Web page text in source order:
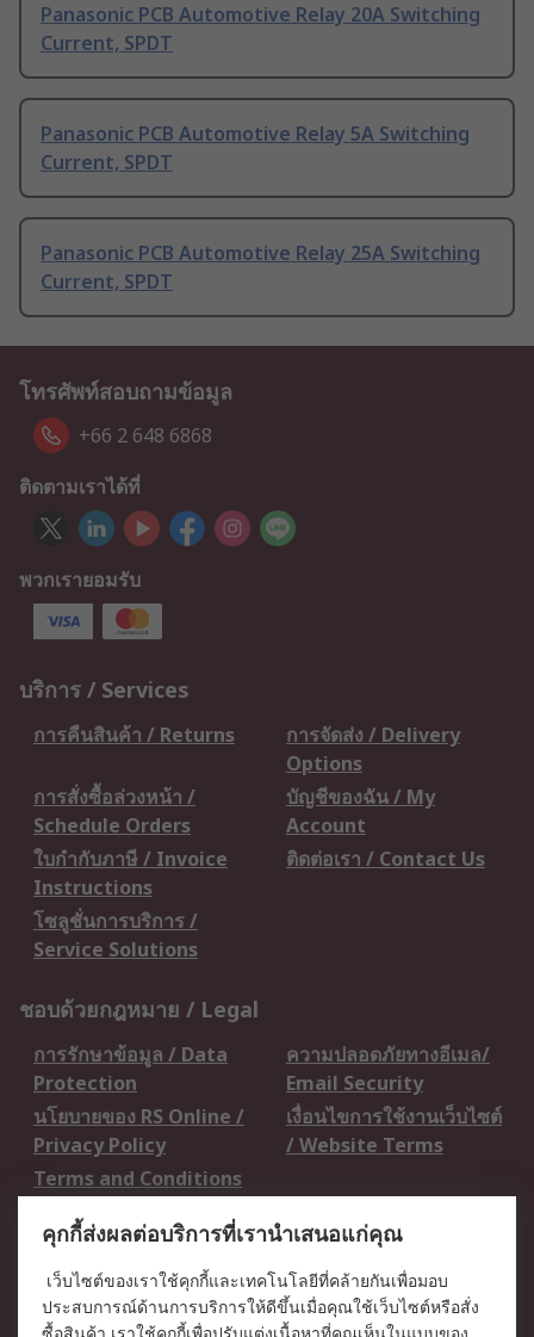
Panasonic PCB Automotive Relay 20A Switching
Current, SPDT
Panasonic PCB Automotive Relay 5A Switching
Current, SPDT
Panasonic PCB Automotive Relay 25A Switching
Current, SPDT
โทรศัพท์สอบถามข้อมูล
+66 2 648 6868
ติดตามเราได้ที่
พวกเรายอมรับ
บริการ / Services
การคืนสินค้า / Returns
การจัดส่ง / Delivery
Options
การสั่งซื้อล่วงหน้า /
Schedule Orders
บัญชีของฉัน / My
Account
ใบกำกับภาษี / Invoice
Instructions
ติดต่อเรา / Contact Us
โซลูชั่นการบริการ /
Service Solutions
ชอบด้วยกฎหมาย / Legal
การรักษาข้อมูล / Data
Protection
ความปลอดภัยทางอีเมล/
Email Security
นโยบายของ RS Online /
Privacy Policy
เงื่อนไขการใช้งานเว็บไซต์
/ Website Terms
Terms and Conditions
เกี่ยวกับ RS / About RS
RS ทั่วโลก / RS
ข่าวประชาสัมพันธ์ / Press
คุกกี้ส่งผลต่อบริการที่เรานำเสนอแก่คุณ
เว็บไซต์ของเราใช้คุกกี้และเทคโนโลยีที่คล้ายกันเพื่อมอบ
ประสบการณ์ด้านการบริการให้ดีขึ้นเมื่อคุณใช้เว็บไซต์หรือสั่ง